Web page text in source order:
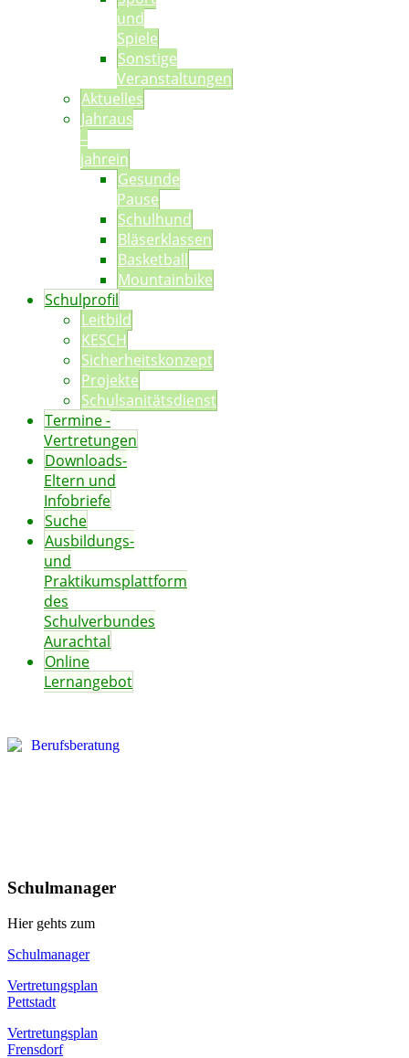
und
Spiele
Sonstige
Veranstaltungen
Aktuelles
Jahraus
–
jahrein
Gesunde
Pause
Schulhund
Bläserklassen
Basketball
Mountainbike
Schulprofil
Leitbild
KESCH
Sicherheitskonzept
Projekte
Schulsanitätsdienst
Termine -
Vertretungen
Downloads-
Eltern und
Infobriefe
Suche
Ausbildungs-
und
Praktikumsplattform
des
Schulverbundes
Aurachtal
Online
Lernangebot
Schulmanager
Hier gehts zum
Schulmanager
Vertretungsplan
Pettstadt
Vertretungsplan
Frensdorf